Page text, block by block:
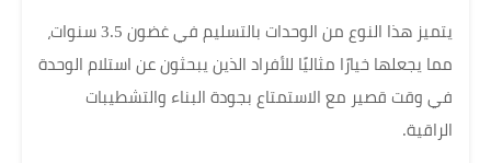
يتميز هذا النوع من الوحدات بالتسليم في غضون 3.5 سنوات،
مما يجعلها خيارًا مثاليًا للأفراد الذين يبحثون عن استلام الوحدة
في وقت قصير مع الاستمتاع بجودة البناء والتشطيبات
الراقية.